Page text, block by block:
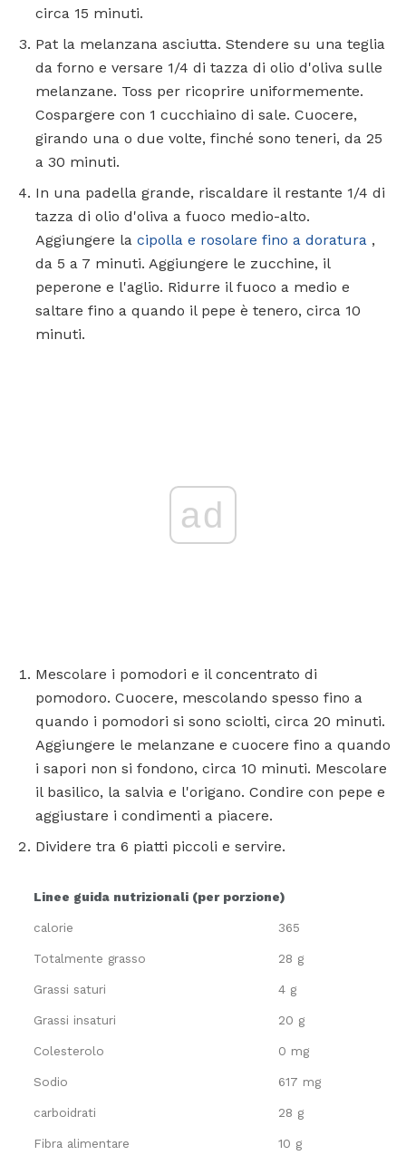
circa 15 minuti.
Pat la melanzana asciutta. Stendere su una teglia
da forno e versare 1/4 di tazza di olio d'oliva sulle
melanzane. Toss per ricoprire uniformemente.
Cospargere con 1 cucchiaino di sale. Cuocere,
girando una o due volte, finché sono teneri, da 25
a 30 minuti.
In una padella grande, riscaldare il restante 1/4 di
tazza di olio d'oliva a fuoco medio-alto.
Aggiungere la cipolla e rosolare fino a doratura ,
da 5 a 7 minuti. Aggiungere le zucchine, il
peperone e l'aglio. Ridurre il fuoco a medio e
saltare fino a quando il pepe è tenero, circa 10
minuti.
ad
Mescolare i pomodori e il concentrato di
pomodoro. Cuocere, mescolando spesso fino a
quando i pomodori si sono sciolti, circa 20 minuti.
Aggiungere le melanzane e cuocere fino a quando
i sapori non si fondono, circa 10 minuti. Mescolare
il basilico, la salvia e l'origano. Condire con pepe e
aggiustare i condimenti a piacere.
Dividere tra 6 piatti piccoli e servire.
Linee guida nutrizionali (per porzione)
calorie 365
Totalmente grasso 28 g
Grassi saturi 4 g
Grassi insaturi 20 g
Colesterolo 0 mg
Sodio 617 mg
carboidrati 28 g
Fibra alimentare 10 g